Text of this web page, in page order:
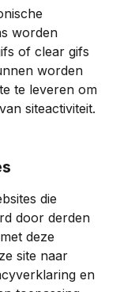
worden
of clear gifs
worden
te leveren om
siteactiviteit.
die
door derden
deze
site naar
en